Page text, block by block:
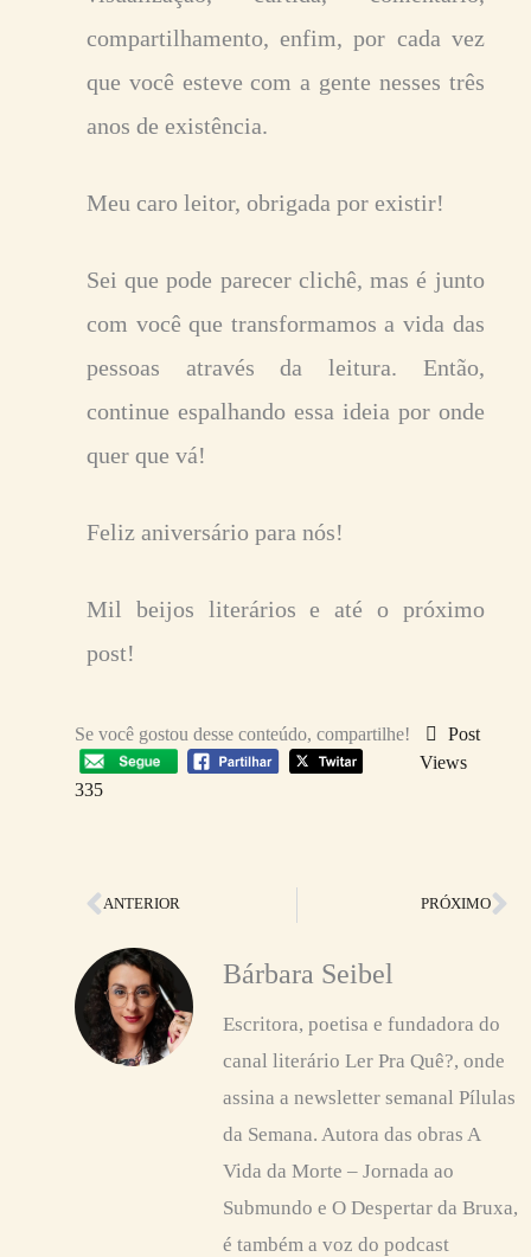
compartilhamento, enfim, por cada vez
que você esteve com a gente nesses três
anos de existência.
Meu caro leitor, obrigada por existir!
Sei que pode parecer clichê, mas é junto
com você que transformamos a vida das
pessoas através da leitura. Então,
continue espalhando essa ideia por onde
quer que vá!
Feliz aniversário para nós!
Mil beijos literários e até o próximo
post!
Se você gostou desse conteúdo, compartilhe!
Post
Views
335
Anterior
ANTERIOR PRÓXIMO
Bárbara Seibel
Escritora, poetisa e fundadora do
canal literário Ler Pra Quê?, onde
assina a newsletter semanal Pílulas
da Semana. Autora das obras A
Vida da Morte – Jornada ao
Submundo e O Despertar da Bruxa,
é também a voz do podcast